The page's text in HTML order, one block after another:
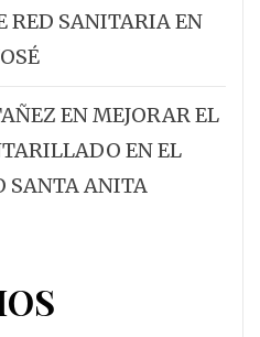
RED SANITARIA EN
EN MEJORAR EL
EN EL
SANTA ANITA